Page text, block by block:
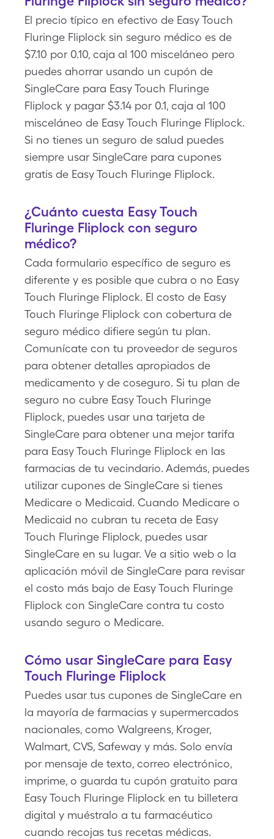
El precio típico en efectivo de Easy Touch
Fluringe Fliplock sin seguro médico es de
$7.10 por 0.10, caja al 100 misceláneo pero
puedes ahorrar usando un cupón de
SingleCare para Easy Touch Fluringe
Fliplock y pagar $3.14 por 0.1, caja al 100
misceláneo de Easy Touch Fluringe Fliplock.
Si no tienes un seguro de salud puedes
siempre usar SingleCare para cupones
gratis de Easy Touch Fluringe Fliplock.
¿Cuánto cuesta Easy Touch
Fluringe Fliplock con seguro
médico?
Cada formulario específico de seguro es
diferente y es posible que cubra o no Easy
Touch Fluringe Fliplock. El costo de Easy
Touch Fluringe Fliplock con cobertura de
seguro médico difiere según tu plan.
Comunícate con tu proveedor de seguros
para obtener detalles apropiados de
medicamento y de coseguro. Si tu plan de
seguro no cubre Easy Touch Fluringe
Fliplock, puedes usar una tarjeta de
SingleCare para obtener una mejor tarifa
para Easy Touch Fluringe Fliplock en las
farmacias de tu vecindario. Además, puedes
utilizar cupones de SingleCare si tienes
Medicare o Medicaid. Cuando Medicare o
Medicaid no cubran tu receta de Easy
Touch Fluringe Fliplock, puedes usar
SingleCare en su lugar. Ve a sitio web o la
aplicación móvil de SingleCare para revisar
el costo más bajo de Easy Touch Fluringe
Fliplock con SingleCare contra tu costo
usando seguro o Medicare.
Cómo usar SingleCare para Easy
Touch Fluringe Fliplock
Puedes usar tus cupones de SingleCare en
la mayoría de farmacias y supermercados
nacionales, como Walgreens, Kroger,
Walmart, CVS, Safeway y más. Solo envía
por mensaje de texto, correo electrónico,
imprime, o guarda tu cupón gratuito para
Easy Touch Fluringe Fliplock en tu billetera
digital y muéstralo a tu farmacéutico
cuando recojas tus recetas médicas.